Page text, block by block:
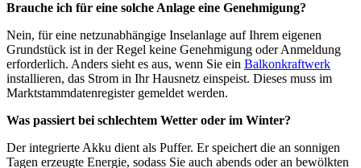
Brauche ich für eine solche Anlage eine Genehmigung?
Nein, für eine netzunabhängige Inselanlage auf Ihrem eigenen
Grundstück ist in der Regel keine Genehmigung oder Anmeldung
erforderlich. Anders sieht es aus, wenn Sie ein Balkonkraftwerk
installieren, das Strom in Ihr Hausnetz einspeist. Dieses muss im
Marktstammdatenregister gemeldet werden.
Was passiert bei schlechtem Wetter oder im Winter?
Der integrierte Akku dient als Puffer. Er speichert die an sonnigen
Tagen erzeugte Energie, sodass Sie auch abends oder an bewölkten